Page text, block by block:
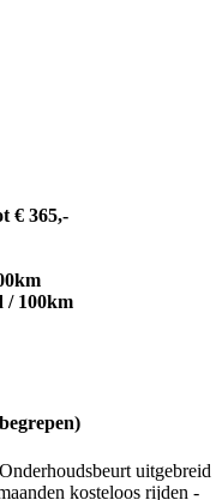
€ 365,-
/ 100km
uitgebreid
kosteloos rijden -